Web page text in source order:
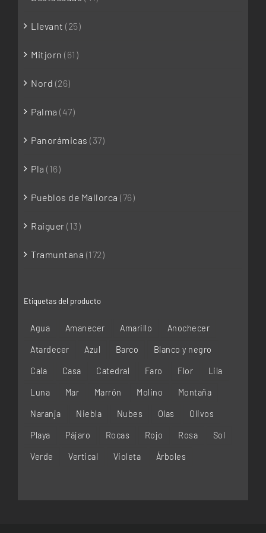
Llevant (25)
Mitjorn (61)
Nord (26)
Palma (47)
Panorámicas (37)
Pla (16)
Pueblos de Mallorca (76)
Raiguer (13)
Tramuntana (172)
Etiquetas del producto
Agua Amanecer Amarillo Anochecer
Atardecer Azul Barco Blanco y negro
Cala Casa Catedral Faro Flor Lila
Luna Mar Marrón Molino Montaña
Naranja Niebla Nubes Olas Olivos
Playa Pájaro Rocas Rojo Rosa Sol
Verde Vertical Violeta Árboles